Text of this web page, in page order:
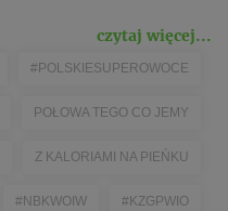
czytaj więcej...
#POLSKIESUPEROWOCE
POŁOWA TEGO CO JEMY
Z KALORIAMI NA PIEŃKU
#NBKWOIW #KZGPWIO